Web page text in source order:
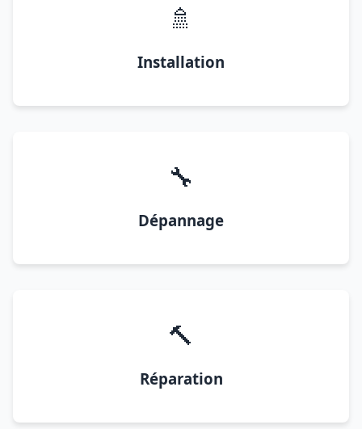
🚿
Installation
🔧
Dépannage
🔨
Réparation